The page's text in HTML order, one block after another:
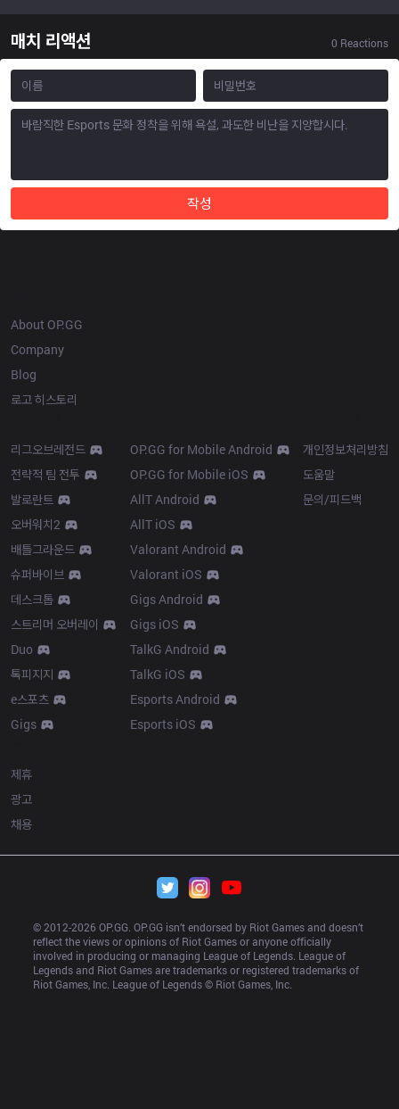
매치 리액션 0 Reactions
작성
About OP.GG
Company
Blog
로고 히스토리
리그오브레전드
전략적 팀 전투
발로란트
오버워치2
배틀그라운드
슈퍼바이브
데스크톱
스트리머 오버레이
Duo
톡피지지
e스포츠
Gigs
OP.GG for Mobile Android
OP.GG for Mobile iOS
AllT Android
AllT iOS
Valorant Android
Valorant iOS
Gigs Android
Gigs iOS
TalkG Android
TalkG iOS
Esports Android
Esports iOS
개인정보처리방침
도움말
문의/피드백
제휴
광고
채용
© 2012-2026 OP.GG. OP.GG isn’t endorsed by Riot Games and doesn’t
reflect the views or opinions of Riot Games or anyone officially
involved in producing or managing League of Legends. League of
Legends and Riot Games are trademarks or registered trademarks of
Riot Games, Inc. League of Legends © Riot Games, Inc.